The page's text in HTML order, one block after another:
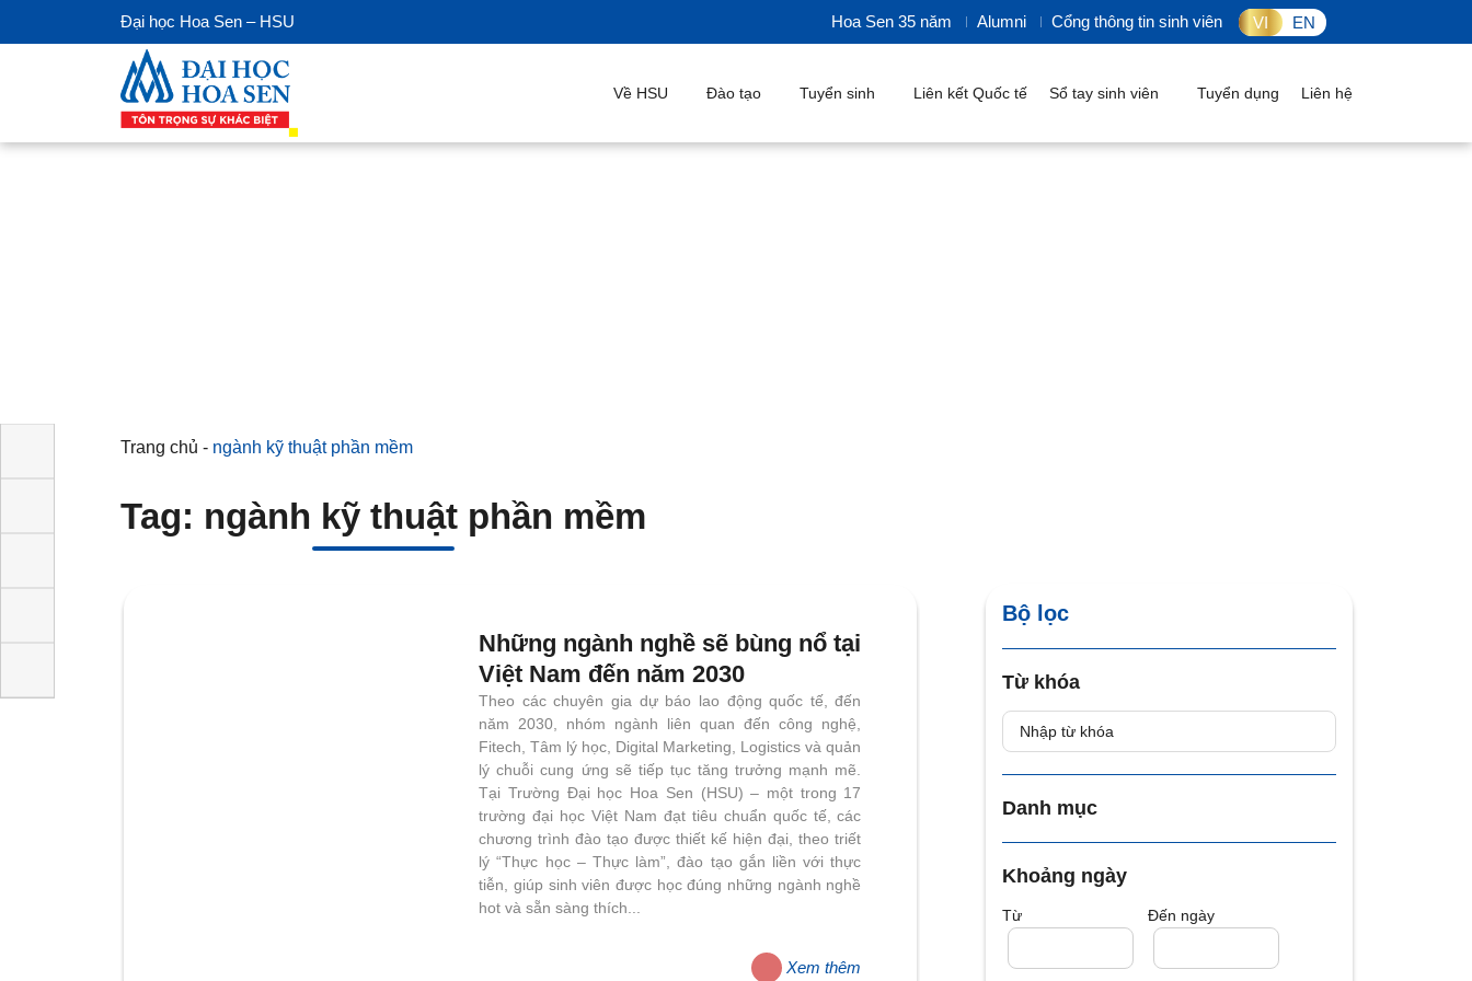
Đại học Hoa Sen – HSU Hoa Sen 35 năm Alumni Cổng thông tin sinh viên VI EN
Về HSU Đào tạo Tuyển sinh Liên kết Quốc tế Sổ tay sinh viên Tuyển dụng Liên hệ
Trang chủ-ngành kỹ thuật phần mềm
Tag: ngành kỹ thuật phần mềm
Những ngành nghề sẽ bùng nổ
tại Việt Nam đến năm 2030
Theo các chuyên gia dự báo lao động quốc tế, đến
năm 2030, nhóm ngành liên quan đến công nghệ,
Fitech, Tâm lý học, Digital Marketing, Logistics và
quản lý chuỗi cung ứng sẽ tiếp tục tăng trưởng mạnh
mẽ. Tại Trường Đại học Hoa Sen (HSU) – một trong
17 trường đại học Việt Nam đạt tiêu chuẩn quốc tế,
các chương trình đào tạo được thiết kế hiện đại, theo
triết lý “Thực học – Thực làm”, đào tạo gắn liền với
thực tiễn, giúp sinh viên được học đúng những
ngành nghề hot và sẵn sàng thích...
Xem thêm
Bộ lọc
Từ khóa
Danh mục
Khoảng ngày
Từ Đến ngày